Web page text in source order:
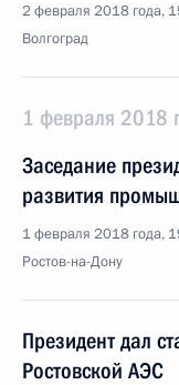
2 февраля 2018 года,
Волгоград
1 февраля 2018
Заседание
развития
1 февраля 2018 года,
Ростов-на-Дону
Президент дал
Ростовской АЭС